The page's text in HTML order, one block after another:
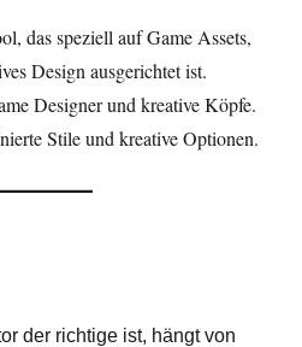
das speziell auf Game Assets,
Design ausgerichtet ist.
Designer und kreative Köpfe.
Stile und kreative Optionen.
der richtige ist, hängt von